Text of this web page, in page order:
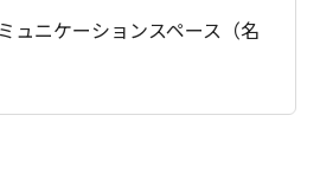
ュニケーションスペース（名